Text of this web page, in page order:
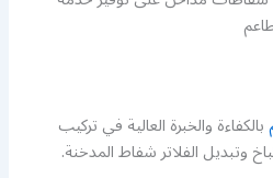
بالكفاءة والخبرة العالية في تركيب
الفلاتر شفاط المدخنة.